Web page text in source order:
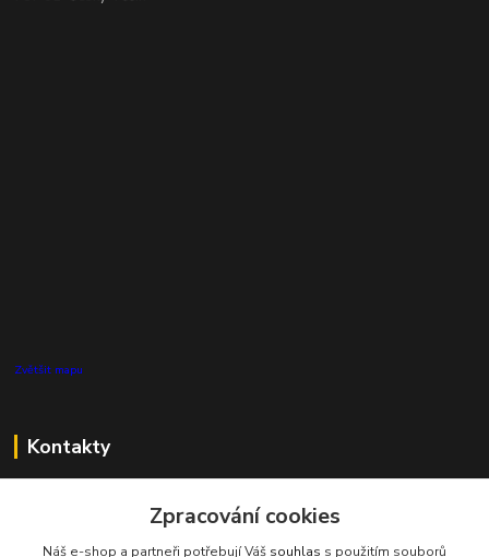
Zvětšit mapu
Kontakty
+420 727 808 115Zpracování cookies
Náš e-shop a partneři potřebují Váš souhlas s použitím souborů